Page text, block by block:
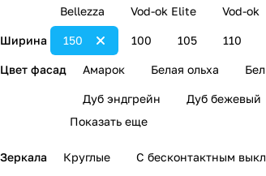
Bellezza Vod-ok Elite Vod-ok
Ширина 100 105 110
150
Цвет фасад Амарок Белая ольха
Дуб эндгрейн Дуб бежевый
Показать еще
Зеркала Круглые С бесконтактным